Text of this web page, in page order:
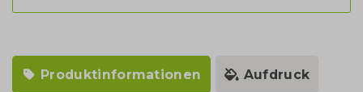
Produktinformationen Aufdruck